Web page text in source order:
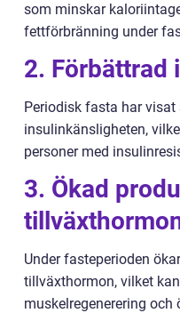
som minskar
fettförbränning under
2. Förbättrad
Periodisk fasta har
insulinkänsligheten,
personer med
3. Ökad
Under fasteperioden
tillväxthormon, vilket
muskelregenerering